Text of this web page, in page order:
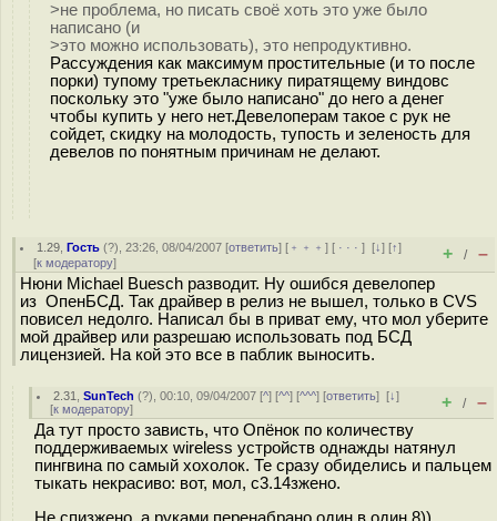
>не проблема, но писать своё хоть это уже было
написано (и
>это можно использовать), это непродуктивно.
Рассуждения как максимум простительные (и то после
порки) тупому третьекласнику пиратящему виндовс
поскольку это "уже было написано" до него а денег
чтобы купить у него нет.Девелоперам такое с рук не
сойдет, скидку на молодость, тупость и зеленость для
девелов по понятным причинам не делают.
1.29 ,Гость (?), 23:26, 08/04/2007 [ответить] [ ﹢﹢﹢] [ · · ·][↓] [↑]
[к модератору] + / –
Нюни Michael Buesch разводит. Ну ошибся девелопер
из ОпенБСД. Так драйвер в релиз не вышел, только в CVS
повисел недолго. Написал бы в приват ему, что мол уберите
мой драйвер или разрешаю использовать под БСД
лицензией. На кой это все в паблик выносить.
2.31 ,SunTech (?), 00:10, 09/04/2007 [^] [^^] [^^^] [ответить][↓]
[к модератору] + / –
Да тут просто зависть, что Опёнок по количеству
поддерживаемых wireless устройств однажды натянул
пингвина по самый хохолок. Те сразу обиделись и пальцем
тыкать некрасиво: вот, мол, с3.14зжено.